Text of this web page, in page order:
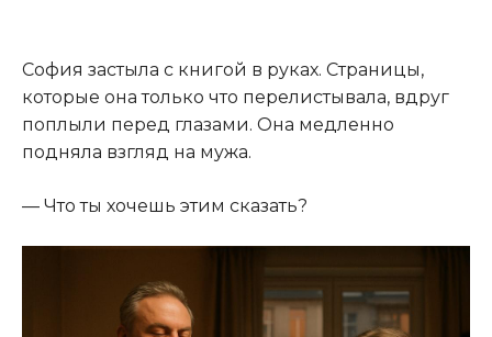
София застыла с книгой в руках. Страницы,
которые она только что перелистывала, вдруг
поплыли перед глазами. Она медленно
подняла взгляд на мужа.
— Что ты хочешь этим сказать?